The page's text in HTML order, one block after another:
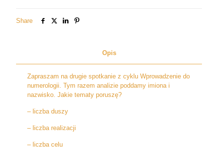
nazwiska
Share
Opis
Zapraszam na drugie spotkanie z cyklu Wprowadzenie do
numerologii. Tym razem analizie poddamy imiona i
nazwisko. Jakie tematy poruszę?
– liczba duszy
– liczba realizacji
– liczba celu